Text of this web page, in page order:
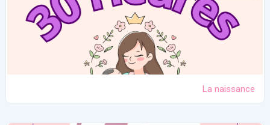
La naissance